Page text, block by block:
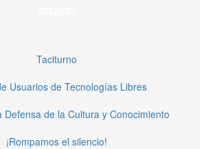
Taciturno
Usuarios de Tecnologías Libres
Defensa de la Cultura y Conocimiento
¡Rompamos el silencio!